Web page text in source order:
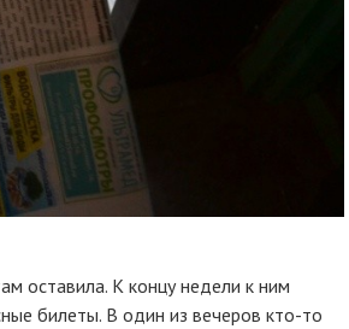
оставила. К концу недели к ним
билеты. В один из вечеров кто-то